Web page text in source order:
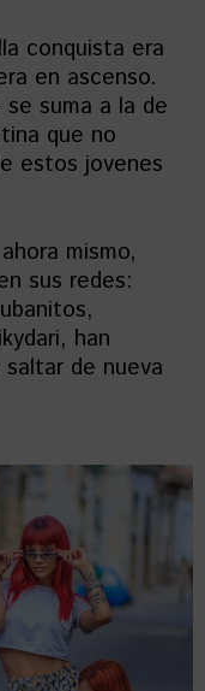
conquista era
en ascenso.
suma a la de
que no
estos jovenes
mismo,
sus redes:
han
de nueva